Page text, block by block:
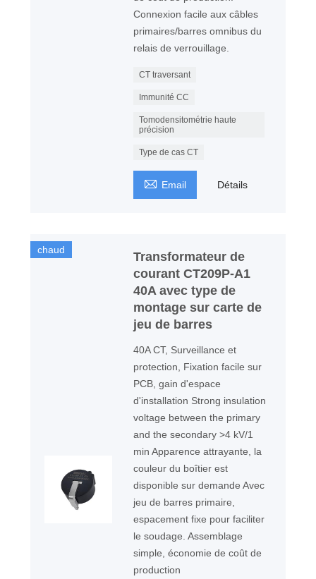
Connexion facile aux câbles
primaires/barres omnibus du
relais de verrouillage.
CT traversant
Immunité CC
Tomodensitométrie haute
précision
Type de cas CT
 Email Détails
chaud
Transformateur de
courant CT209P-A1
40A avec type de
montage sur carte de
jeu de barres
40A CT, Surveillance et
protection, Fixation facile sur
PCB, gain d'espace
d'installation Strong insulation
voltage between the primary
and the secondary >4 kV/1
min Apparence attrayante, la
couleur du boîtier est
disponible sur demande Avec
jeu de barres primaire,
espacement fixe pour faciliter
le soudage. Assemblage
simple, économie de coût de
production